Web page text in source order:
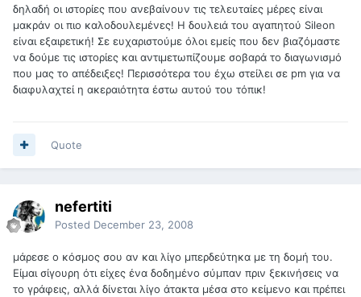
δηλαδή οι ιστορίες που ανεβαίνουν τις τελευταίες μέρες είναι
μακράν οι πιο καλοδουλεμένες! Η δουλειά του αγαπητού Sileon
είναι εξαιρετική! Σε ευχαριστούμε όλοι εμείς που δεν βιαζόμαστε
να δούμε τις ιστορίες και αντιμετωπίζουμε σοβαρά το διαγωνισμό
που μας το απέδειξες! Περισσότερα του έχω στείλει σε pm για να
διαφυλαχτεί η ακεραιότητα έστω αυτού του τόπικ!
Quote
nefertiti
Posted December 23, 2008
μάρεσε ο κόσμος σου αν και λίγο μπερδεύτηκα με τη δομή του.
Είμαι σίγουρη ότι είχες ένα δοδημένο σύμπαν πριν ξεκινήσεις να
το γράφεις, αλλά δίνεται λίγο άτακτα μέσα στο κείμενο και πρέπει